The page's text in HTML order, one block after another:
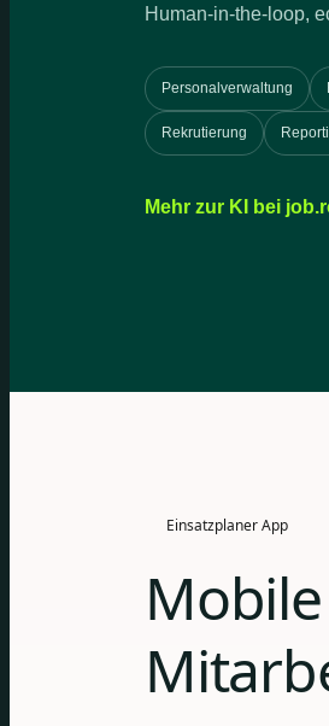
Human-in-the-loop,
Personalverwaltung
Rekrutierung
Mehr zur KI bei
Einsatzplaner App